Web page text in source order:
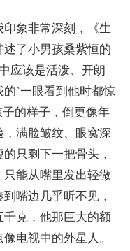
象非常深刻，《生
了小男孩桑紫恒的
应该是活泼、开朗
`一眼看到他时都惊
的样子，倒更像年
满脸皱纹、眼窝深
只剩下一把骨头，
能从嘴里发出轻微
嘴边几乎听不见，
克，他那巨大的额
电视中的外星人。